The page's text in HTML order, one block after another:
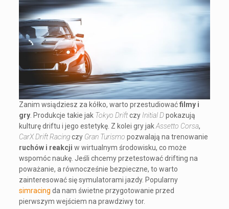
Zanim wsiądziesz za kółko, warto przestudiowaćfilmy i
gry. Produkcje takie jak Tokyo Driftczy Initial Dpokazują
kulturę driftu i jego estetykę. Z kolei gry jakAssetto Corsa,
CarX Drift Racingczy Gran Turismo pozwalają na trenowanie
ruchów i reakcji w wirtualnym środowisku, co może
wspomóc naukę. Jeśli chcemy przetestować drifting na
poważanie, a równocześnie bezpieczne, to warto
zainteresować się symulatorami jazdy. Popularny
simracing da nam świetne przygotowanie przed
pierwszym wejściem na prawdziwy tor.